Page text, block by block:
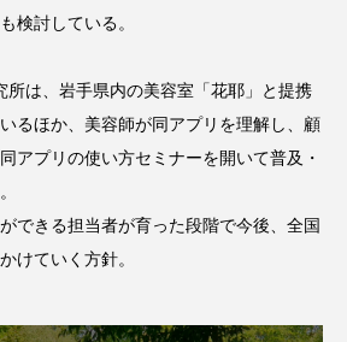
ケーススタディ
ーティ コミュニケーション
検討している。
所は、岩手県内の美容室「花耶」と提携
るほか、美容師が同アプリを理解し、顧
アプリの使い方セミナーを開いて普及・
できる担当者が育った段階で今後、全国
けていく方針。